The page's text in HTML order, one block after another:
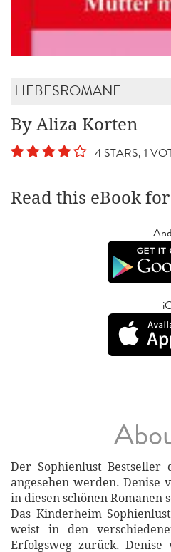
LIEBESROMANE
By Aliza Korten
4 STARS, 1
Read this eBook
Der Sophienlust
angesehen werden. Denise
in diesen schönen
Das Kinderheim
weist in den
Erfolgsweg zurück.